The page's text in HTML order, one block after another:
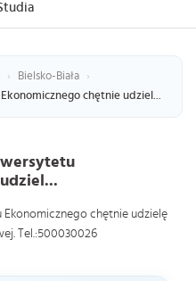
› Bielsko-Biała
›
chętnie udziel...
chętnie udzielę
Tel.:500030026